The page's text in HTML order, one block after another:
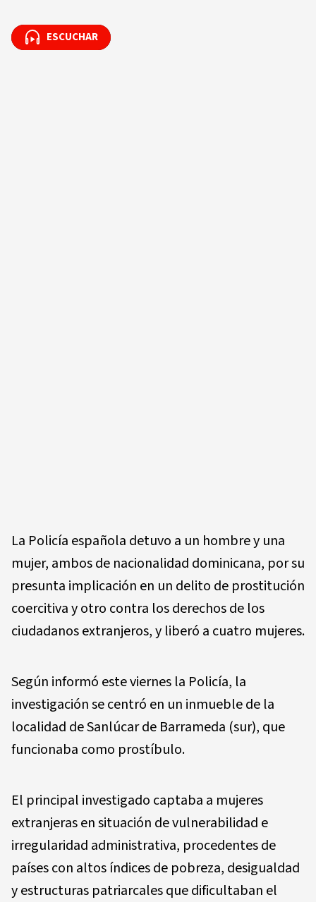
ESCUCHAR
ESCUCHAR
La Policía española detuvo a un hombre y una
mujer, ambos de nacionalidad dominicana, por su
presunta implicación en un delito de prostitución
coercitiva y otro contra los derechos de los
ciudadanos extranjeros, y liberó a cuatro mujeres.
Según informó este viernes la Policía, la
investigación se centró en un inmueble de la
localidad de Sanlúcar de Barrameda (sur), que
funcionaba como prostíbulo.
El principal investigado captaba a mujeres
extranjeras en situación de vulnerabilidad e
irregularidad administrativa, procedentes de
países con altos índices de pobreza, desigualdad
y estructuras patriarcales que dificultaban el